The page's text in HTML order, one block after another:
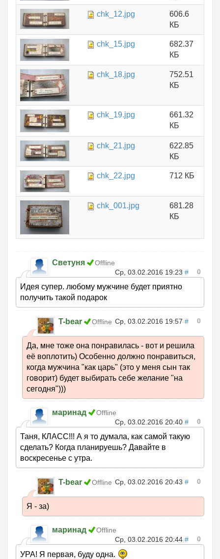
chk_12.jpg
606.6
КБ
chk_15.jpg
682.37
КБ
chk_18.jpg
752.51
КБ
chk_19.jpg
661.32
КБ
chk_21.jpg
622.85
КБ
chk_22.jpg 712 КБ
chk_001.jpg
681.28
КБ
Светуня
Offline
Ср, 03.02.2016 19:23 # 0
Идея супер. любому мужчине будет приятно
получить такой подарок
T-bear Offline Ср, 03.02.2016 19:57 # 0
Да, мне тоже она понравилась - вот и решила
её воплотить) Особенно должно понравиться,
когда мужчина "как царь" (это у меня сын так
говорит) будет выбирать себе желание "на
сегодня")))
маринад
Offline
Ср, 03.02.2016 20:40 # 0
Таня, КЛАСС!!! А я то думала, как самой такую
сделать? Когда планируешь? Давайте в
воскресенье с утра.
T-bear Offline Ср, 03.02.2016 20:43 # 0
Я - за)
маринад
Offline
Ср, 03.02.2016 20:44 # 0
УРА! Я первая, буду одна.